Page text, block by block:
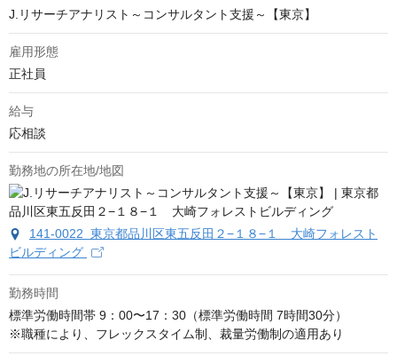
J.リサーチアナリスト～コンサルタント支援～【東京】
雇用形態
正社員
給与
応相談
勤務地の所在地/地図
141-0022 東京都品川区東五反田２−１８−１ 大崎フォレスト
ビルディング
勤務時間
標準労働時間帯 9：00〜17：30（標準労働時間 7時間30分）
※職種により、フレックスタイム制、裁量労働制の適用あり